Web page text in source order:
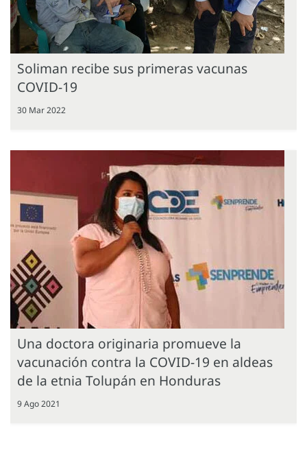
Soliman recibe sus primeras vacunas
COVID-19
30 Mar 2022
Una doctora originaria promueve la
vacunación contra la COVID-19 en aldeas
de la etnia Tolupán en Honduras
9 Ago 2021